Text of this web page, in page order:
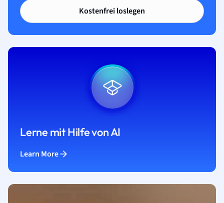
Kostenfrei loslegen
Lerne mit Hilfe von AI
Learn More